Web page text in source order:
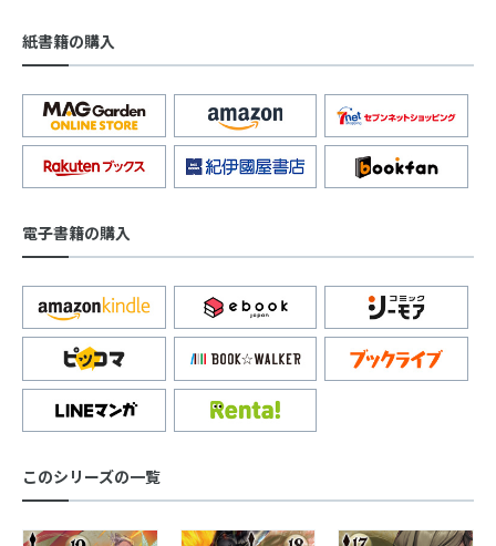
紙書籍の購入
電子書籍の購入
このシリーズの一覧